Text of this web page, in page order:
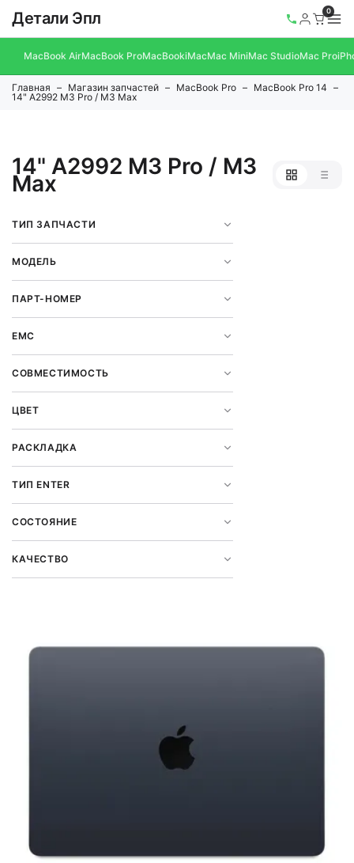
Детали Эпл 0
MacBook AirMacBook ProMacBookiMacMac MiniMac StudioMac Pro
Главная Магазин запчастей MacBook Pro
MacBook Pro 14
14" A2992 M3 Pro / M3 Max
14" A2992 M3 Pro / M3
Max
ТИП ЗАПЧАСТИ
МОДЕЛЬ
ПАРТ-НОМЕР
EMC
СОВМЕСТИМОСТЬ
ЦВЕТ
РАСКЛАДКА
ТИП ENTER
СОСТОЯНИЕ
КАЧЕСТВО